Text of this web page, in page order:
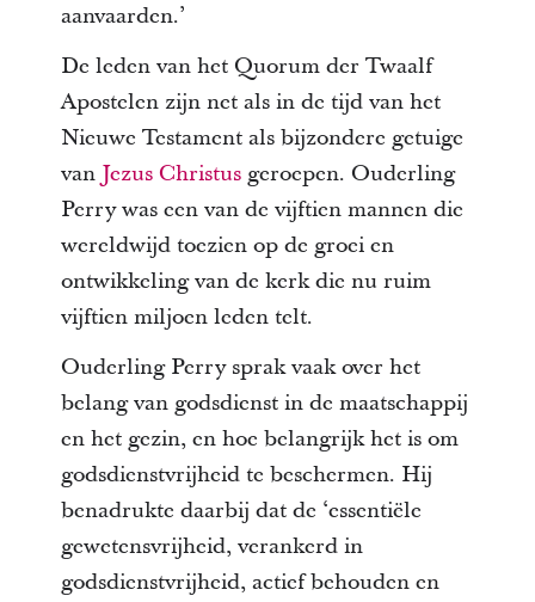
aanvaarden.’
De leden van het Quorum der Twaalf
Apostelen zijn net als in de tijd van het
Nieuwe Testament als bijzondere getuige
van Jezus Christusgeroepen. Ouderling
Perry was een van de vijftien mannen die
wereldwijd toezien op de groei en
ontwikkeling van de kerk die nu ruim
vijftien miljoen leden telt.
Ouderling Perry sprak vaak over het
belang van godsdienst in de maatschappij
en het gezin, en hoe belangrijk het is om
godsdienstvrijheid te beschermen. Hij
benadrukte daarbij dat de ʻessentiële
gewetensvrijheid, verankerd in
godsdienstvrijheid, actief behouden en